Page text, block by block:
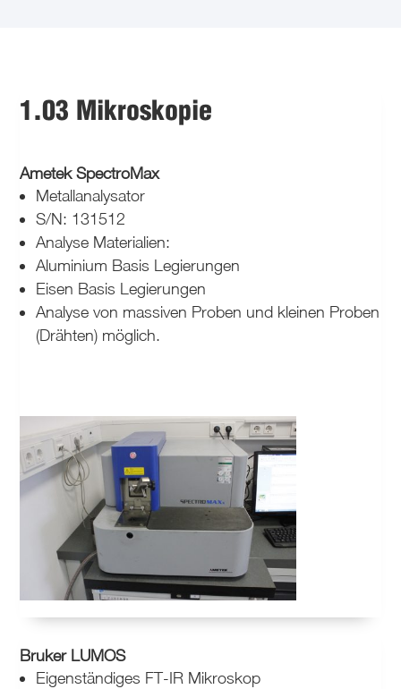
1.03 Mikroskopie
Ametek SpectroMax
Metallanalysator
S/N: 131512
Analyse Materialien:
Aluminium Basis Legierungen
Eisen Basis Legierungen
Analyse von massiven Proben und kleinen Proben
(Drähten) möglich.
Bruker LUMOS
Eigenständiges FT-IR Mikroskop